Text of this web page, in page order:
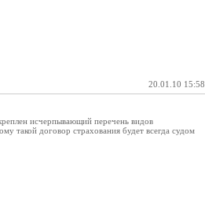
20.01.10 15:58
исчерпывающий перечень видов
такой договор страхования будет всегда судом